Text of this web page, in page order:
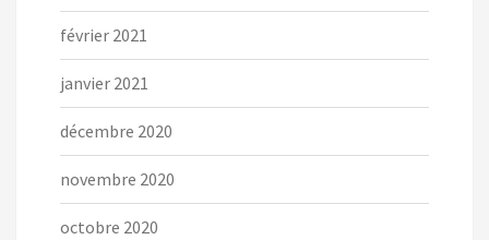
février 2021
janvier 2021
décembre 2020
novembre 2020
octobre 2020